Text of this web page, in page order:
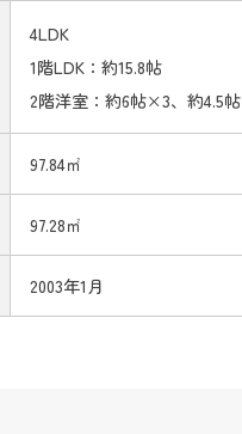
4LDK
1階LDK：約15.8帖
2階洋室：約6帖×3、約4.5帖
97.84㎡
97.28㎡
2003年1月